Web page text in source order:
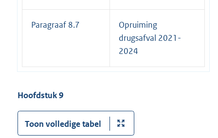
Paragraaf 8.7
Opruiming
drugsafval 2021-
2024
Hoofdstuk 9
Toon volledige tabel